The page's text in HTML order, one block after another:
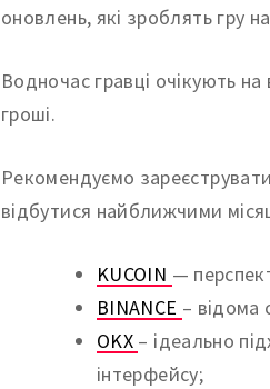
оновлень, які зроблять гру
Водночас гравці очікують
гроші.
Рекомендуємо
відбутися найближчими
KUCOIN —
BINANCE – відома
OKX – ідеально
інтерфейсу;